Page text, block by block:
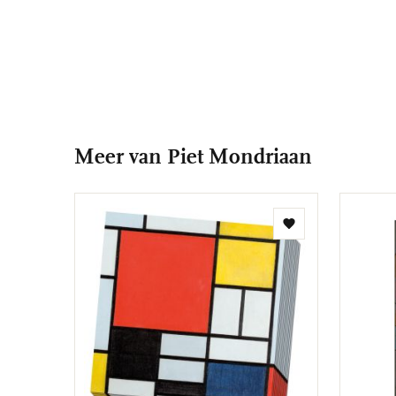
Meer van Piet Mondriaan
Toevoegen
aan
verlanglijst